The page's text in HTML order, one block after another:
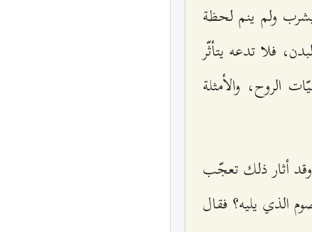
ولم ينم لحظة
فلا تدعه يتأثّر
الروح، والأمثلة
أثار ذلك تعجّب
الذي يليه؟ فقال